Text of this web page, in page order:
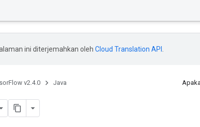
ini diterjemahkan oleh Cloud Translation API
v2.4.0 Java